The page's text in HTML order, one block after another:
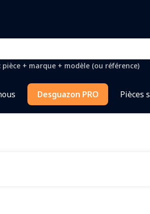
+ marque + modèle (ou référence)
Desguazon PRO Pièces